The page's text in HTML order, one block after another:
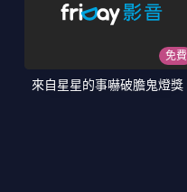
免費
來自星星的事嚇破膽鬼燈獎